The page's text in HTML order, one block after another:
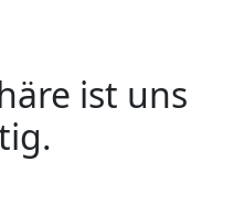
ist uns